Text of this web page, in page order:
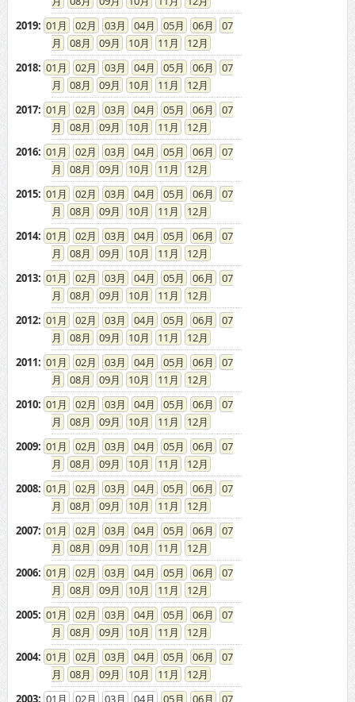
08
09 10 11
12
2018: 01 02 03 04 05 06
07
08
09 10 11
12
2017: 01 02 03 04 05 06
07
08
09 10 11
12
2016: 01 02 03 04 05 06
07
08
09 10 11
12
2015: 01 02 03 04 05 06
07
08
09 10 11
12
2014: 01 02 03 04 05 06
07
08
09 10 11
12
2013: 01 02 03 04 05 06
07
08
09 10 11
12
2012: 01 02 03 04 05 06
07
08
09 10 11
12
2011: 01 02 03 04 05 06
07
08
09 10 11
12
2010: 01 02 03 04 05 06
07
08
09 10 11
12
2009: 01 02 03 04 05 06
07
08
09 10 11
12
2008: 01 02 03 04 05 06
07
08
09 10 11
12
2007: 01 02 03 04 05 06
07
08
09 10 11
12
2006: 01 02 03 04 05 06
07
08
09 10 11
12
2005: 01 02 03 04 05 06
07
08
09 10 11
12
2004: 01 02 03 04 05 06
07
08
09 10 11
12
2003: 01 02 03 04 05 06
07
08
09 10 11 12